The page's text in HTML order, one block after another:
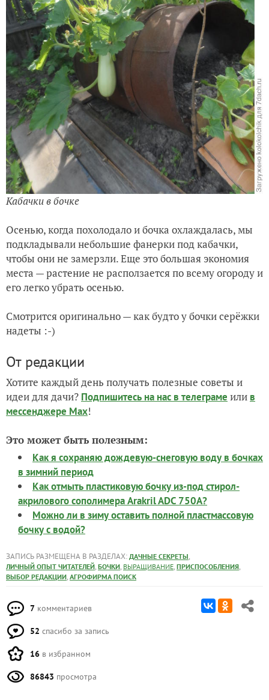
Кабачки в бочке
Осенью, когда похолодало и бочка охлаждалась, мы
подкладывали небольшие фанерки под кабачки,
чтобы они не замерзли. Еще это большая экономия
места — растение не расползается по всему огороду и
его легко убрать осенью.
Смотрится оригинально — как будто у бочки серёжки
надеты :-)
От редакции
Хотите каждый день получать полезные советы и
идеи для дачи? Подпишитесь на нас в телеграме или в
мессенджере Max!
Это может быть полезным:
Как я сохраняю дождевую-снеговую воду в бочках
в зимний период
Как отмыть пластиковую бочку из-под стирол-
акрилового сополимера Arakril ADC 750A?
Можно ли в зиму оставить полной пластмассовую
бочку с водой?
ЗАПИСЬ РАЗМЕЩЕНА В РАЗДЕЛАХ: ДАЧНЫЕ СЕКРЕТЫ,
ЛИЧНЫЙ ОПЫТ ЧИТАТЕЛЕЙ, БОЧКИ, ВЫРАЩИВАНИЕ, ПРИСПОСОБЛЕНИЯ,
ВЫБОР РЕДАКЦИИ, АГРОФИРМА ПОИСК
7 комментариев
52 спасибо за запись
16 в избранном
86843 просмотра